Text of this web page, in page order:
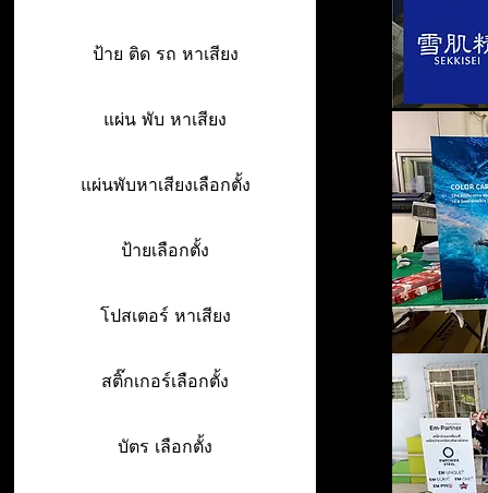
ป้าย ติด รถ หาเสียง
แผ่น พับ หาเสียง
แผ่นพับหาเสียงเลือกตั้ง
ป้ายเลือกตั้ง
โปสเตอร์ หาเสียง
สติ๊กเกอร์เลือกตั้ง
บัตร เลือกตั้ง